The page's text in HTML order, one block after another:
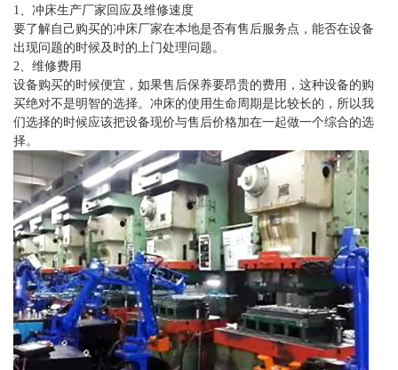
1、冲床生产厂家回应及维修速度
要了解自己购买的冲床厂家在本地是否有售后服务点，能否在设备
出现问题的时候及时的上门处理问题。
2、维修费用
设备购买的时候便宜，如果售后保养要昂贵的费用，这种设备的购
买绝对不是明智的选择。冲床的使用生命周期是比较长的，所以我
们选择的时候应该把设备现价与售后价格加在一起做一个综合的选
择。